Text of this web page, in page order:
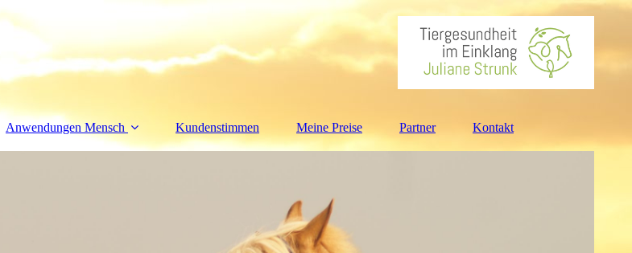
Anwendungen Mensch Kundenstimmen Meine Preise Partner Kontakt